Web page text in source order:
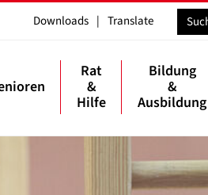
Downloads | Translate
Rat
&
Hilfe
Bildung
&
Ausbildung